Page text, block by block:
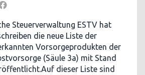
Steuerverwaltung ESTV hat
die neue Liste der
Vorsorgeprodukten der
(Säule 3a) mit Stand
dieser Liste sind